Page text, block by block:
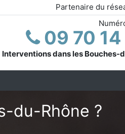
Partenaire du
09 70 14
Interventions dans les Bouches-
du-Rhône ?